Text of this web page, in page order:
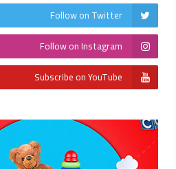
Follow on Twitter
Follow on Instagram
Subscribe on YouTube